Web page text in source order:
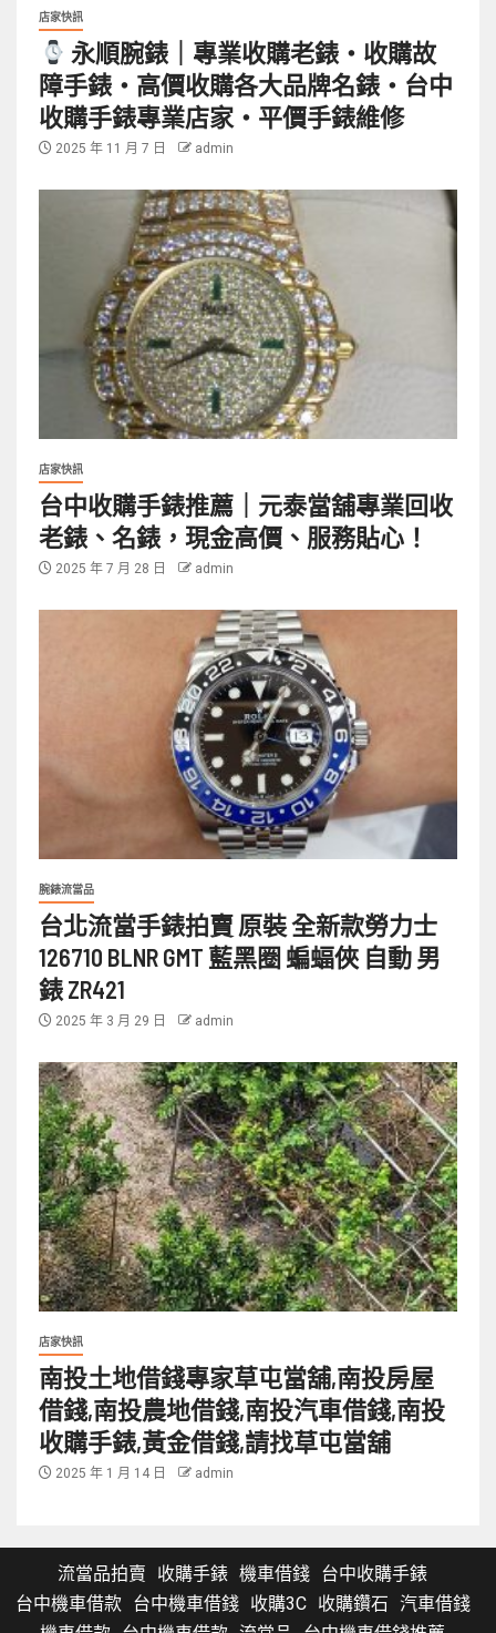
店家快訊
永順腕錶｜專業收購老錶・收購故
障手錶・高價收購各大品牌名錶・台中
收購手錶專業店家・平價手錶維修
2025 年 11 月 7 日 admin
店家快訊
台中收購手錶推薦｜元泰當舖專業回收
老錶、名錶，現金高價、服務貼心！
2025 年 7 月 28 日 admin
腕錶流當品
台北流當手錶拍賣 原裝 全新款勞力士
126710 BLNR GMT 藍黑圈 蝙蝠俠 自動 男
錶 ZR421
2025 年 3 月 29 日 admin
店家快訊
南投土地借錢專家草屯當舖,南投房屋
借錢,南投農地借錢,南投汽車借錢,南投
收購手錶,黃金借錢,請找草屯當舖
2025 年 1 月 14 日 admin
流當品拍賣 收購手錶 機車借錢 台中收購手錶
台中機車借款
台中機車借錢 收購3C 收購鑽石 汽車借錢